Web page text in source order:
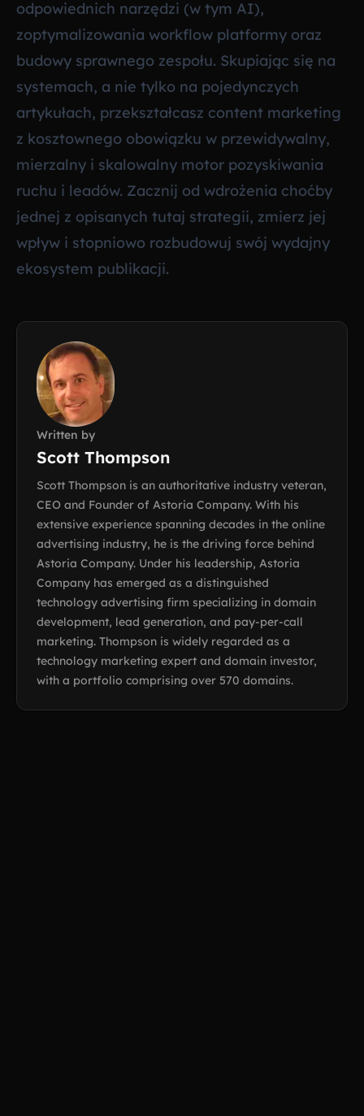
odpowiednich narzędzi (w tym AI),
zoptymalizowania workflow platformy oraz
budowy sprawnego zespołu. Skupiając się na
systemach, a nie tylko na pojedynczych
artykułach, przekształcasz content marketing
z kosztownego obowiązku w przewidywalny,
mierzalny i skalowalny motor pozyskiwania
ruchu i leadów. Zacznij od wdrożenia choćby
jednej z opisanych tutaj strategii, zmierz jej
wpływ i stopniowo rozbudowuj swój wydajny
ekosystem publikacji.
Written by
Scott Thompson
Scott Thompson is an authoritative industry veteran,
CEO and Founder of Astoria Company. With his
extensive experience spanning decades in the online
advertising industry, he is the driving force behind
Astoria Company. Under his leadership, Astoria
Company has emerged as a distinguished
technology advertising firm specializing in domain
development, lead generation, and pay-per-call
marketing. Thompson is widely regarded as a
technology marketing expert and domain investor,
with a portfolio comprising over 570 domains.